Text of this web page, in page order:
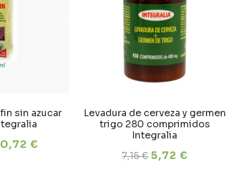
sin azucar
€
Levadura de cerveza y germen
trigo 280 comprimidos
Integralia
7,15 € 5,72 €